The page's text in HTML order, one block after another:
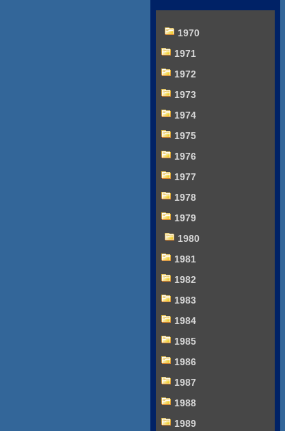
1970
1971
1972
1973
1974
1975
1976
1977
1978
1979
1980
1981
1982
1983
1984
1985
1986
1987
1988
1989